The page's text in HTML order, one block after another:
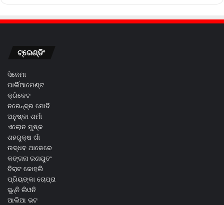
ଟ୍ରେଣ୍ଡିଂ
ସିନେମା
ପାର୍ଲିଆମେଣ୍ଟ
କ୍ରିକେଟ
ନରେନ୍ଦ୍ର ମୋଦି
ଅନୁଷ୍କା ଶର୍ମା
ଏଲୋନ ମୁଷ୍କ
ଶହରୁକ୍ଷ ଖାଁ
ଉଦ୍ଧବ ଥାକେରେ
କଙ୍ଗନା ରଣୟୁତଂ
ବିରାଟ କୋହଲି
ପ୍ରିୟଙ୍କା ଚୋପ୍ରା
ସୁନ୍ନି ଲିଓନି
ଆଲିଆ ଭଟ